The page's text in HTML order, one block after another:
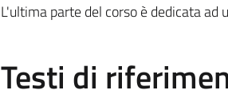
L'ultima parte del corso è dedicata
Testi di